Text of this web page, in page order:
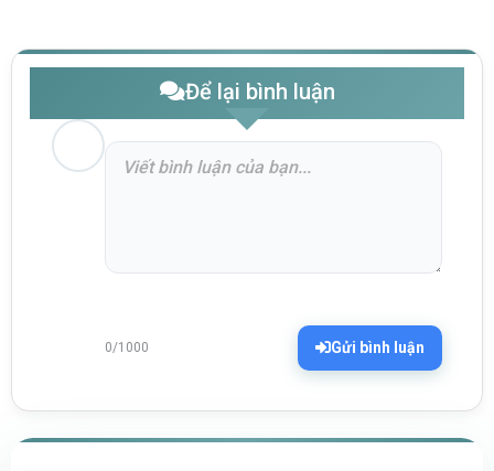
Để lại bình luận
0/1000 Gửi bình luận